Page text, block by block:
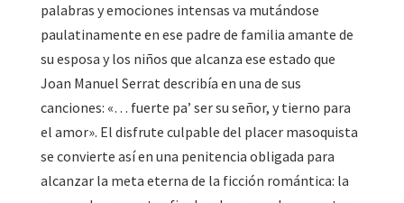
palabras y emociones intensas va mutándose
paulatinamente en ese padre de familia amante de
su esposa y los niños que alcanza ese estado que
Joan Manuel Serrat describía en una de sus
canciones: «… fuerte pa’ ser su señor, y tierno para
el amor». El disfrute culpable del placer masoquista
se convierte así en una penitencia obligada para
alcanzar la meta eterna de la ficción romántica: la